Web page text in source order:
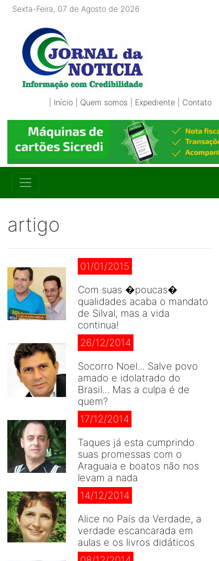
Sexta-Feira, 07 de Agosto de 2026
Início Quem somos Expediente Contato
artigo
01/01/2015
Com suas �poucas�
qualidades acaba o mandato
de Silval, mas a vida
continua!
26/12/2014
Socorro Noel... Salve povo
amado e idolatrado do
Brasil... Mas a culpa é de
quem?
17/12/2014
Taques já esta cumprindo
suas promessas com o
Araguaia e boatos não nos
levam a nada
14/12/2014
Alice no País da Verdade, a
verdade escancarada em
aulas e os livros didáticos